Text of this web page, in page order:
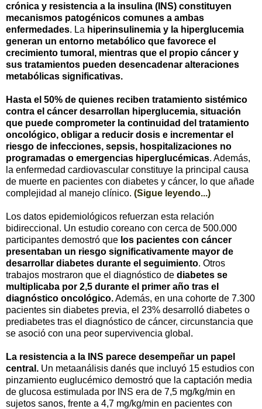
crónica y resistencia a la insulina (INS) constituyen
mecanismos patogénicos comunes a ambas
enfermedades. La hiperinsulinemia y la hiperglucemia
generan un entorno metabólico que favorece el
crecimiento tumoral, mientras que el propio cáncer y
sus tratamientos pueden desencadenar alteraciones
metabólicas significativas.
Hasta el 50% de quienes reciben tratamiento sistémico
contra el cáncer desarrollan hiperglucemia, situación
que puede comprometer la continuidad del tratamiento
oncológico, obligar a reducir dosis e incrementar el
riesgo de infecciones, sepsis, hospitalizaciones no
programadas o emergencias hiperglucémicas. Además,
la enfermedad cardiovascular constituye la principal causa
de muerte en pacientes con diabetes y cáncer, lo que añade
complejidad al manejo clínico. (Sigue leyendo...)
Los datos epidemiológicos refuerzan esta relación
bidireccional. Un estudio coreano con cerca de 500.000
participantes demostró que los pacientes con cáncer
presentaban un riesgo significativamente mayor de
desarrollar diabetes durante el seguimiento. Otros
trabajos mostraron que el diagnóstico de diabetes se
multiplicaba por 2,5 durante el primer año tras el
diagnóstico oncológico.Además, en una cohorte de 7.300
pacientes sin diabetes previa, el 23% desarrolló diabetes o
prediabetes tras el diagnóstico de cáncer, circunstancia que
se asoció con una peor supervivencia global.
La resistencia a la INS parece desempeñar un papel
central. Un metaanálisis danés que incluyó 15 estudios con
pinzamiento euglucémico demostró que la captación media
de glucosa estimulada por INS era de 7,5 mg/kg/min en
sujetos sanos, frente a 4,7 mg/kg/min en pacientes con